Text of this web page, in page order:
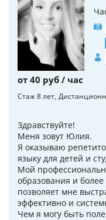
от 40 руб / час
Стаж 8 лет
Здравствуйте!
Меня зовут Юлия.
Я оказываю
языку для детей и
Мой
образования и более
позволяет мне
эффективно и
Чем я могу быть